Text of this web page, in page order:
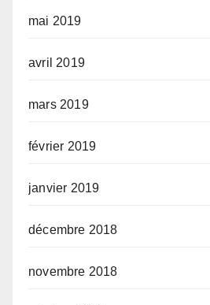
mai 2019
avril 2019
mars 2019
février 2019
janvier 2019
décembre 2018
novembre 2018